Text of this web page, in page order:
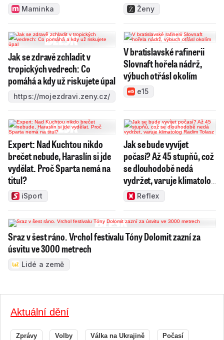
Maminka Ženy
Jak se zdravě zchladit v
tropických vedrech: Co
pomáhá a kdy už riskujete úpal
https://mojezdravi.zeny.cz/
V bratislavské rafinerii
Slovnaft hořela nádrž,
výbuch otřásl okolím
e15
Expert: Nad Kuchtou nikdo
brečet nebude, Haraslín si jde
vydělat. Proč Sparta nemá na
titul?
iSport
Jak se bude vyvíjet
počasí? Až 45 stupňů, což
se dlouhodobě nedá
vydržet, varuje klimatolog
Radim Tolasz
Reflex
Sraz v šest ráno. Vrchol festivalu Tóny Dolomit zazní za
úsvitu ve 3000 metrech
Lidé a země
Aktuální dění
Zprávy Volby Válka na Ukrajině Počasí